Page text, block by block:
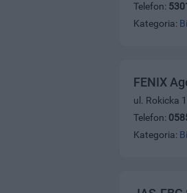
Telefon:
Kategoria:
FENIX
ul. Rokicka
Telefon:
Kategoria: